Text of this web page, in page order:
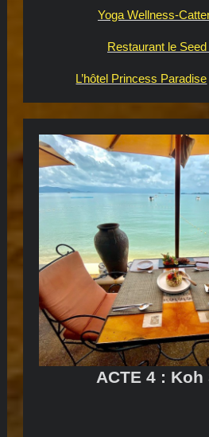
Yoga Wellness-
Restaurant le
L’hôtel Princess Paradise
ACTE 4 : Koh